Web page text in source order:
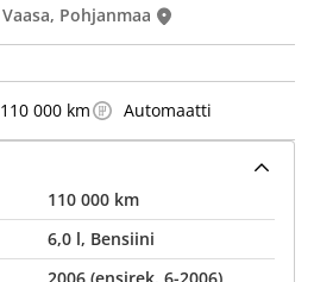
Vaasa, Pohjanmaa
110 000 km Automaatti
110 000 km
6,0 l, Bensiini